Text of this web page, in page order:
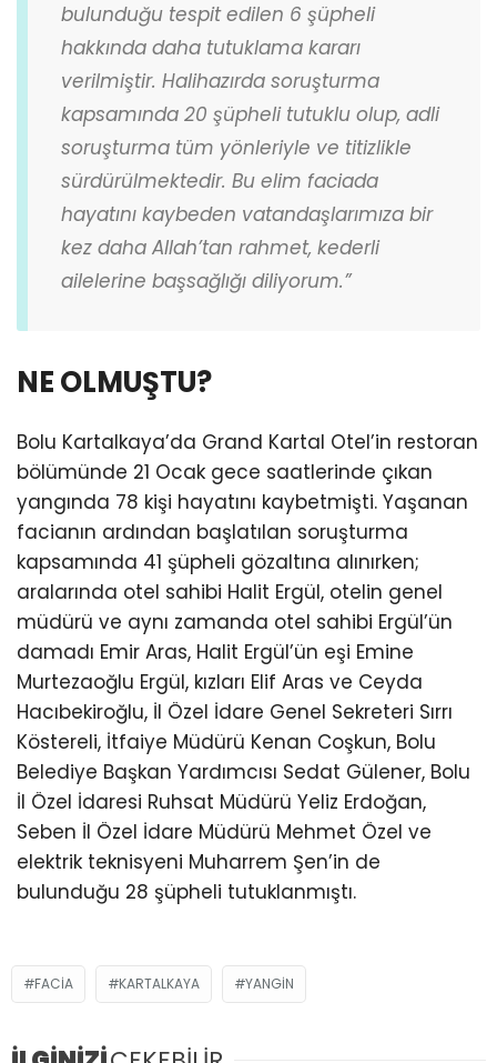
bulunduğu tespit edilen 6 şüpheli
hakkında daha tutuklama kararı
verilmiştir. Halihazırda soruşturma
kapsamında 20 şüpheli tutuklu olup, adli
soruşturma tüm yönleriyle ve titizlikle
sürdürülmektedir. Bu elim faciada
hayatını kaybeden vatandaşlarımıza bir
kez daha Allah’tan rahmet, kederli
ailelerine başsağlığı diliyorum.”
NE OLMUŞTU?
Bolu Kartalkaya’da Grand Kartal Otel’in restoran
bölümünde 21 Ocak gece saatlerinde çıkan
yangında 78 kişi hayatını kaybetmişti. Yaşanan
facianın ardından başlatılan soruşturma
kapsamında 41 şüpheli gözaltına alınırken;
aralarında otel sahibi Halit Ergül, otelin genel
müdürü ve aynı zamanda otel sahibi Ergül’ün
damadı Emir Aras, Halit Ergül’ün eşi Emine
Murtezaoğlu Ergül, kızları Elif Aras ve Ceyda
Hacıbekiroğlu, İl Özel İdare Genel Sekreteri Sırrı
Köstereli, İtfaiye Müdürü Kenan Coşkun, Bolu
Belediye Başkan Yardımcısı Sedat Gülener, Bolu
İl Özel İdaresi Ruhsat Müdürü Yeliz Erdoğan,
Seben İl Özel İdare Müdürü Mehmet Özel ve
elektrik teknisyeni Muharrem Şen’in de
bulunduğu 28 şüpheli tutuklanmıştı.
FACIA KARTALKAYA YANGIN